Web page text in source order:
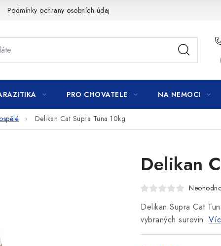
Podmínky ochrany osobních údajů
PRO CHOVATELE NA NEMOCI
Delikan Cat Supra Tuna 10kg
Delikan
Delikan Supra Cat
vybraných surovin.